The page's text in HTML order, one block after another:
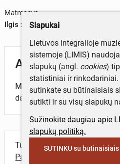
Matmenys
Ilgis x plotis – 22 x 19 cm
Aprašymas
Metalinis žeberklas, naudotas
dantimis.
Turite daugiau informacijos
Parašykite mums!
Slapukai
Lietuvos integralioje
sistemoje (LIMIS)
slapukų (angl. cookies)
statistiniai ir
sutinkate su būtinaisiais
sutikti ir su visų slapukų
Sužinokite daugiau apie
slapukų politiką.
SUTINKU su būtinaisiais